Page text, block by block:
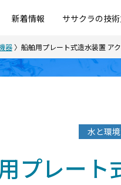
新着情報 ササクラの技
器 船舶⽤プレート式造⽔装置 ア
水と環境
プレート